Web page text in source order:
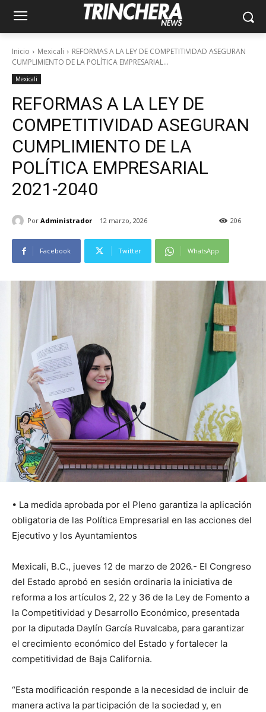
Inicio Mexicali
REFORMAS A LA LEY DE COMPETITIVIDAD ASEGURAN
CUMPLIMIENTO DE LA POLÍTICA EMPRESARIAL...
Mexicali
REFORMAS A LA LEY DE
COMPETITIVIDAD ASEGURAN
CUMPLIMIENTO DE LA
POLÍTICA EMPRESARIAL
2021-2040
Por Administrador 12 marzo, 2026 206
Facebook Twitter WhatsApp
• La medida aprobada por el Pleno garantiza la aplicación
obligatoria de las Política Empresarial en las acciones del
Ejecutivo y los Ayuntamientos
Mexicali, B.C., jueves 12 de marzo de 2026.- El Congreso
del Estado aprobó en sesión ordinaria la iniciativa de
reforma a los artículos 2, 22 y 36 de la Ley de Fomento a
la Competitividad y Desarrollo Económico, presentada
por la diputada Daylín García Ruvalcaba, para garantizar
el crecimiento económico del Estado y fortalecer la
competitividad de Baja California.
“Esta modificación responde a la necesidad de incluir de
manera activa la participación de la sociedad y, en